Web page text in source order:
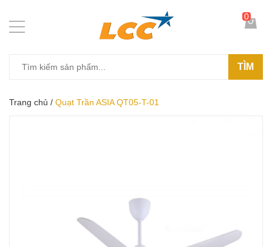
TÌM
0
Trang chủ / Quạt Trần ASIA QT05-T-01